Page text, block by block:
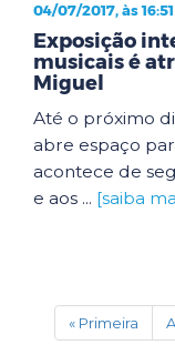
04/07/2017, às 16:51
Exposição
musicais é
Miguel
Até o próximo
abre espaço
acontece de
e aos ... [saiba
« Primeira